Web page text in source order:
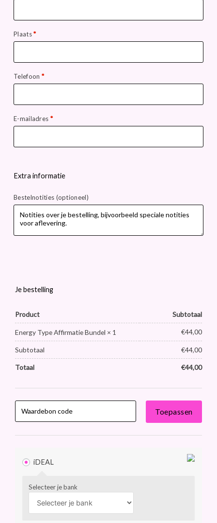
Plaats*
Telefoon *
E-mailadres *
Extra informatie
Bestelnotities (optioneel)
Je bestelling
Product Subtotaal
Energy Type Affirmatie Bundel × 1 €44,00
Subtotaal €44,00
Totaal €44,00
Toepassen
iDEAL
Selecteer je bank